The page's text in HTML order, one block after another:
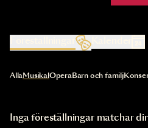
Kalender
Val av kategori uppdaterar innehållet
AllaMusikal OperaBarn och familj
Inga föreställningar matchar